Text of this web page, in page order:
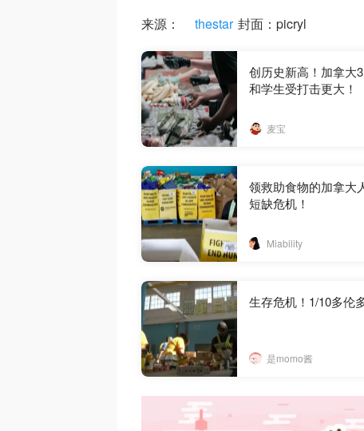
来源： thestar 封面：picryl
创历史新高！加拿大
和学生受打击更大！
麦宝
领救助食物的加拿大
短缺危机！
Miability
生存危机！1/10多伦
是momo酱